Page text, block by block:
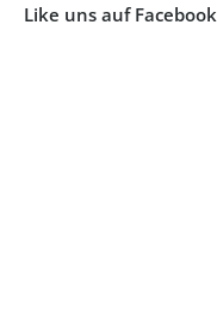
Like uns auf Facebook